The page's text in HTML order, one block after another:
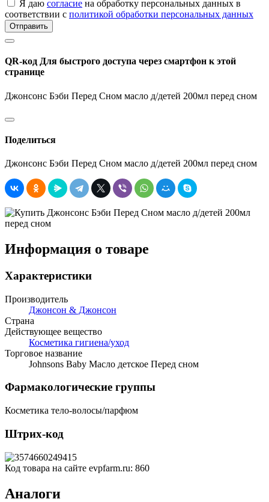
Я даю согласие на обработку персональных данных в
соответствии с политикой обработки персональных данных
Отправить
QR-код Для быстрого доступа через смартфон к этой
странице
Джонсонс Бэби Перед Сном масло д/детей 200мл перед сном
Поделиться
Джонсонс Бэби Перед Сном масло д/детей 200мл перед сном
Информация о товаре
Характеристики
Производитель
Джонсон & Джонсон
Страна
Действующее вещество
Косметика гигиена/уход
Торговое название
Johnsons Baby Масло детское Перед сном
Фармакологические группы
Косметика тело-волосы/парфюм
Штрих-код
Код товара на сайте evpfarm.ru: 860
Аналоги